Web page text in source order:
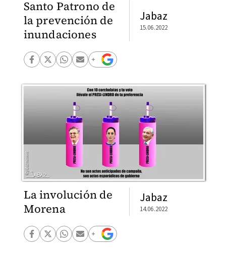
Santo Patrono de
la prevención de
inundaciones
Jabaz
15.06.2022
La involución de
Morena
Jabaz
14.06.2022